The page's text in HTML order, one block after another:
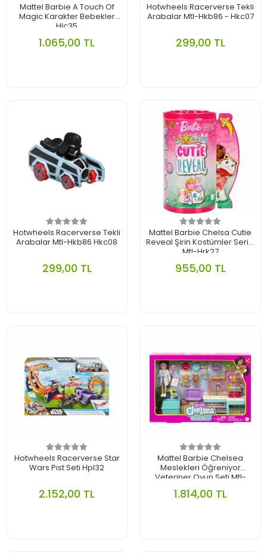
Mattel Barbie A Touch Of
Magic Karakter Bebekler
Hlc35
1.065,00 TL
Hotwheels Racerverse Tekli
Arabalar Mtl-Hkb86 - Hkc07
299,00 TL
Hotwheels Racerverse Tekli
Arabalar Mtl-Hkb86 Hkc08
299,00 TL
Mattel Barbie Chelsa Cutie
Reveal Şirin Kostümler Serisi
Mtl-Hrk27
955,00 TL
Hotwheels Racerverse Star
Wars Pist Seti Hpl32
2.152,00 TL
Mattel Barbie Chelsea
Meslekleri Öğreniyor
Veteriner Oyun Seti Mtl-
1.814,00 TL